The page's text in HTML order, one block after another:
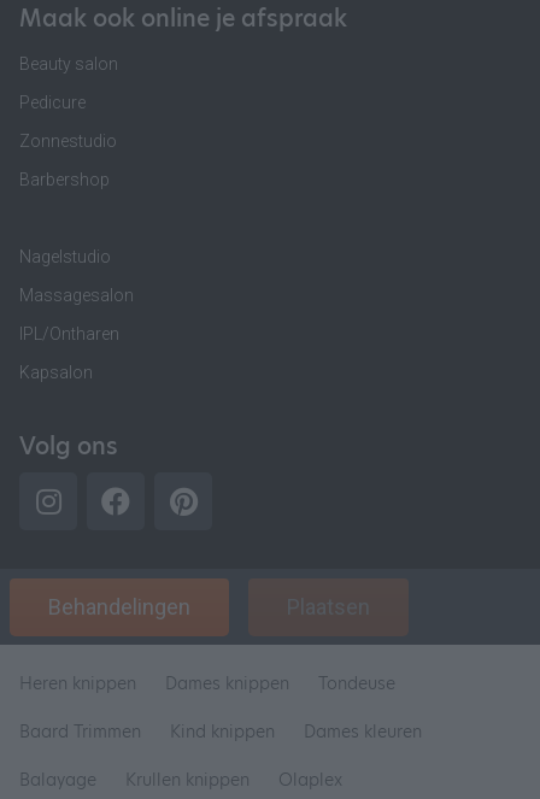
Maak ook online je afspraak
Beauty salon
Pedicure
Zonnestudio
Barbershop
Nagelstudio
Massagesalon
IPL/Ontharen
Kapsalon
Volg ons
Behandelingen Plaatsen
Heren knippen Dames knippen
Tondeuse
Baard Trimmen
Kind knippen
Dames kleuren
Balayage
Krullen knippen Olaplex